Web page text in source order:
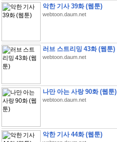
악한 기사 39화 (웹툰)
webtoon.daum.net
러브 스트리밍 43화 (웹툰)
webtoon.daum.net
나만 아는 사랑 90화 (웹툰)
webtoon.daum.net
악한 기사 44화 (웹툰)